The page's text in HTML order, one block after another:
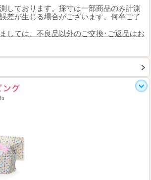
しております。採寸は一部商品のみ計測
差が生じる場合がございます。何卒ご了
しては、不良品以外のご交換･ご返品はお